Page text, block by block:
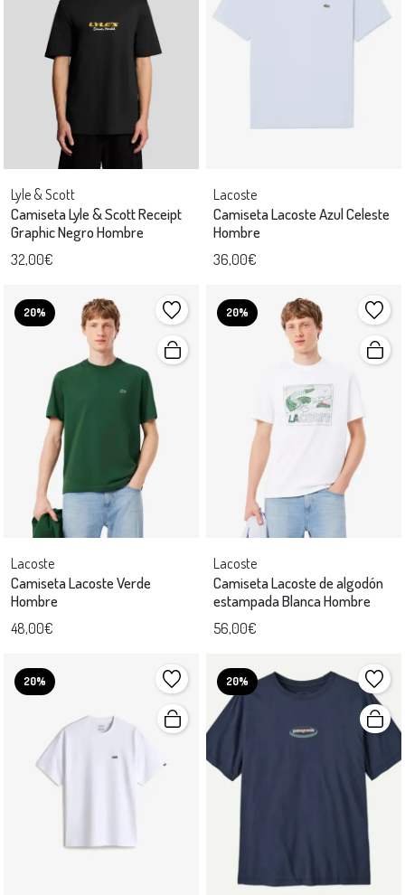
Lyle & Scott
Camiseta Lyle & Scott Receipt
Graphic Negro Hombre
32,00€
Lacoste
Camiseta Lacoste Azul Celeste
Hombre
36,00€
20%
Lacoste
Camiseta Lacoste Verde
Hombre
48,00€
20%
Lacoste
Camiseta Lacoste de algodón
estampada Blanca Hombre
56,00€
20% 20%